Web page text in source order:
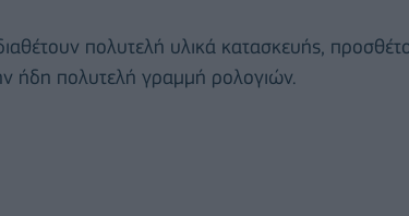
πολυτελή υλικά κατασκευής,
ήδη πολυτελή γραμμή ρολογιών.